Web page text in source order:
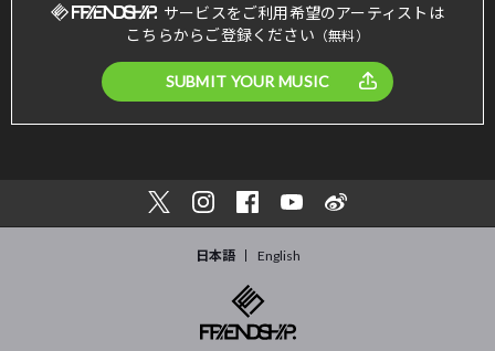
サービスをご利用希望のアーティストは
こちらからご登録ください （無料）
SUBMIT YOUR MUSIC
日本語 English